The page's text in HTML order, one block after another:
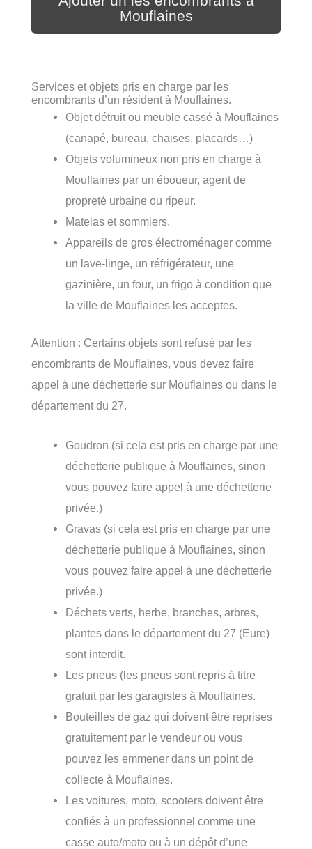
Mouflaines
Services et objets pris en charge par les
encombrants d’un résident à Mouflaines.
Objet détruit ou meuble cassé à Mouflaines
(canapé, bureau, chaises, placards…)
Objets volumineux non pris en charge à
Mouflaines par un éboueur, agent de
propreté urbaine ou ripeur.
Matelas et sommiers.
Appareils de gros électroménager comme
un lave-linge, un réfrigérateur, une
gazinière, un four, un frigo à condition que
la ville de Mouflaines les acceptes.
Attention : Certains objets sont refusé par les
encombrants de Mouflaines, vous devez faire
appel à une déchetterie sur Mouflaines ou dans le
département du 27.
Goudron (si cela est pris en charge par une
déchetterie publique à Mouflaines, sinon
vous pouvez faire appel à une déchetterie
privée.)
Gravas (si cela est pris en charge par une
déchetterie publique à Mouflaines, sinon
vous pouvez faire appel à une déchetterie
privée.)
Déchets verts, herbe, branches, arbres,
plantes dans le département du 27 (Eure)
sont interdit.
Les pneus (les pneus sont repris à titre
gratuit par les garagistes à Mouflaines.
Bouteilles de gaz qui doivent être reprises
gratuitement par le vendeur ou vous
pouvez les emmener dans un point de
collecte à Mouflaines.
Les voitures, moto, scooters doivent être
confiés à un professionnel comme une
casse auto/moto ou à un dépôt d’une